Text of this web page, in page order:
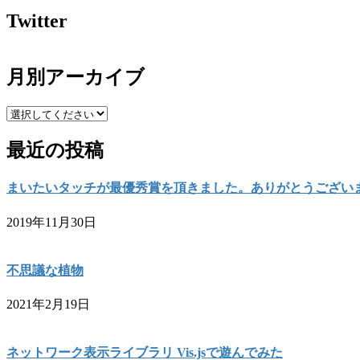
Twitter
月別アーカイブ
最近の投稿
まいたいタッチが最優秀賞を頂きました。ありがとうござい
2019年11月30日
不思議な植物
2021年2月19日
ネットワーク表示ライブラリ Vis.jsで遊んでみた